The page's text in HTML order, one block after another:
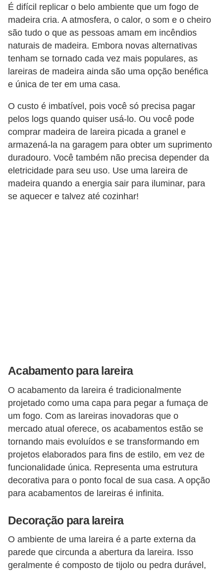
É difícil replicar o belo ambiente que um fogo de
madeira cria. A atmosfera, o calor, o som e o cheiro
são tudo o que as pessoas amam em incêndios
naturais de madeira. Embora novas alternativas
tenham se tornado cada vez mais populares, as
lareiras de madeira ainda são uma opção benéfica
e única de ter em uma casa.
O custo é imbatível, pois você só precisa pagar
pelos logs quando quiser usá-lo. Ou você pode
comprar madeira de lareira picada a granel e
armazená-la na garagem para obter um suprimento
duradouro. Você também não precisa depender da
eletricidade para seu uso. Use uma lareira de
madeira quando a energia sair para iluminar, para
se aquecer e talvez até cozinhar!
Acabamento para lareira
O acabamento da lareira é tradicionalmente
projetado como uma capa para pegar a fumaça de
um fogo. Com as lareiras inovadoras que o
mercado atual oferece, os acabamentos estão se
tornando mais evoluídos e se transformando em
projetos elaborados para fins de estilo, em vez de
funcionalidade única. Representa uma estrutura
decorativa para o ponto focal de sua casa. A opção
para acabamentos de lareiras é infinita.
Decoração para lareira
O ambiente de uma lareira é a parte externa da
parede que circunda a abertura da lareira. Isso
geralmente é composto de tijolo ou pedra durável,